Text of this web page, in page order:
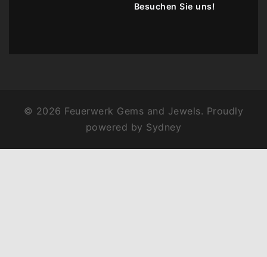
Besuchen Sie uns!
© 2026 Feuerwerk Gems and Jewels. Proudly
powered by Sydney